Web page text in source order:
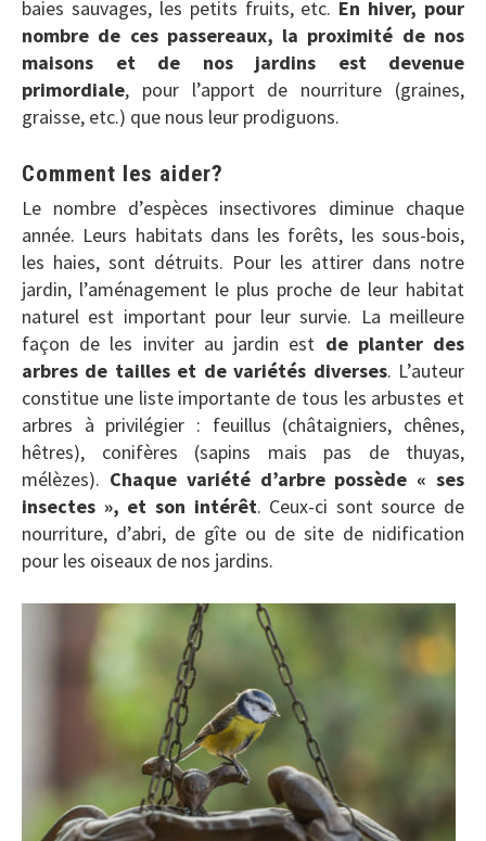
baies sauvages, les petits fruits, etc. En hiver, pour
nombre de ces passereaux, la proximité de nos
maisons et de nos jardins est devenue
primordiale, pour l’apport de nourriture (graines,
graisse, etc.) que nous leur prodiguons.
Comment les aider?
Le nombre d’espèces insectivores diminue chaque
année. Leurs habitats dans les forêts, les sous-bois,
les haies, sont détruits. Pour les attirer dans notre
jardin, l’aménagement le plus proche de leur habitat
naturel est important pour leur survie. La meilleure
façon de les inviter au jardin est de planter des
arbres de tailles et de variétés diverses. L’auteur
constitue une liste importante de tous les arbustes et
arbres à privilégier : feuillus (châtaigniers, chênes,
hêtres), conifères (sapins mais pas de thuyas,
mélèzes). Chaque variété d’arbre possède « ses
insectes », et son intérêt. Ceux-ci sont source de
nourriture, d’abri, de gîte ou de site de nidification
pour les oiseaux de nos jardins.